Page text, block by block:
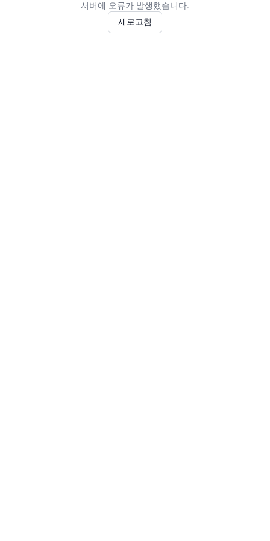
서버에 오류가 발생했습니다.
새로고침